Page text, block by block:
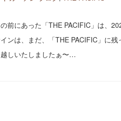
前にあった「THE PACIFIC」は、
ンは、まだ、「THE PACIFIC」に残
しいたしましたぁ〜…